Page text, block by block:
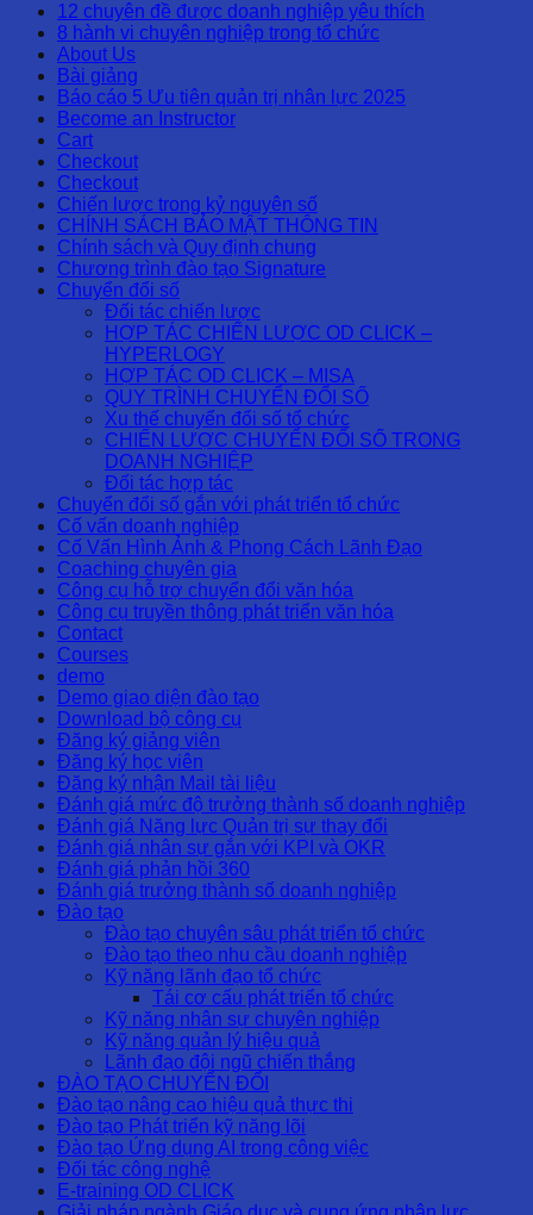
12 chuyên đề được doanh nghiệp yêu thích
8 hành vi chuyên nghiệp trong tổ chức
About Us
Bài giảng
Báo cáo 5 Ưu tiên quản trị nhân lực 2025
Become an Instructor
Cart
Checkout
Checkout
Chiến lược trong kỷ nguyên số
CHÍNH SÁCH BẢO MẬT THÔNG TIN
Chính sách và Quy định chung
Chương trình đào tạo Signature
Chuyển đổi số
Đối tác chiến lược
HỢP TÁC CHIẾN LƯỢC OD CLICK –
HYPERLOGY
HỢP TÁC OD CLICK – MISA
QUY TRÌNH CHUYỂN ĐỔI SỐ
Xu thế chuyển đổi số tổ chức
CHIẾN LƯỢC CHUYỂN ĐỔI SỐ TRONG
DOANH NGHIỆP
Đối tác hợp tác
Chuyển đổi số gắn với phát triển tổ chức
Cố vấn doanh nghiệp
Cố Vấn Hình Ảnh & Phong Cách Lãnh Đạo
Coaching chuyên gia
Công cụ hỗ trợ chuyển đổi văn hóa
Công cụ truyền thông phát triển văn hóa
Contact
Courses
demo
Demo giao diện đào tạo
Download bộ công cụ
Đăng ký giảng viên
Đăng ký học viên
Đăng ký nhận Mail tài liệu
Đánh giá mức độ trưởng thành số doanh nghiệp
Đánh giá Năng lực Quản trị sự thay đổi
Đánh giá nhân sự gắn với KPI và OKR
Đánh giá phản hồi 360
Đánh giá trưởng thành số doanh nghiệp
Đào tạo
Đào tạo chuyên sâu phát triển tổ chức
Đào tạo theo nhu cầu doanh nghiệp
Kỹ năng lãnh đạo tổ chức
Tái cơ cấu phát triển tổ chức
Kỹ năng nhân sự chuyên nghiệp
Kỹ năng quản lý hiệu quả
Lãnh đạo đội ngũ chiến thắng
ĐÀO TẠO CHUYỂN ĐỔI
Đào tạo nâng cao hiệu quả thực thi
Đào tạo Phát triển kỹ năng lõi
Đào tạo Ứng dụng AI trong công việc
Đối tác công nghệ
E-training OD CLICK